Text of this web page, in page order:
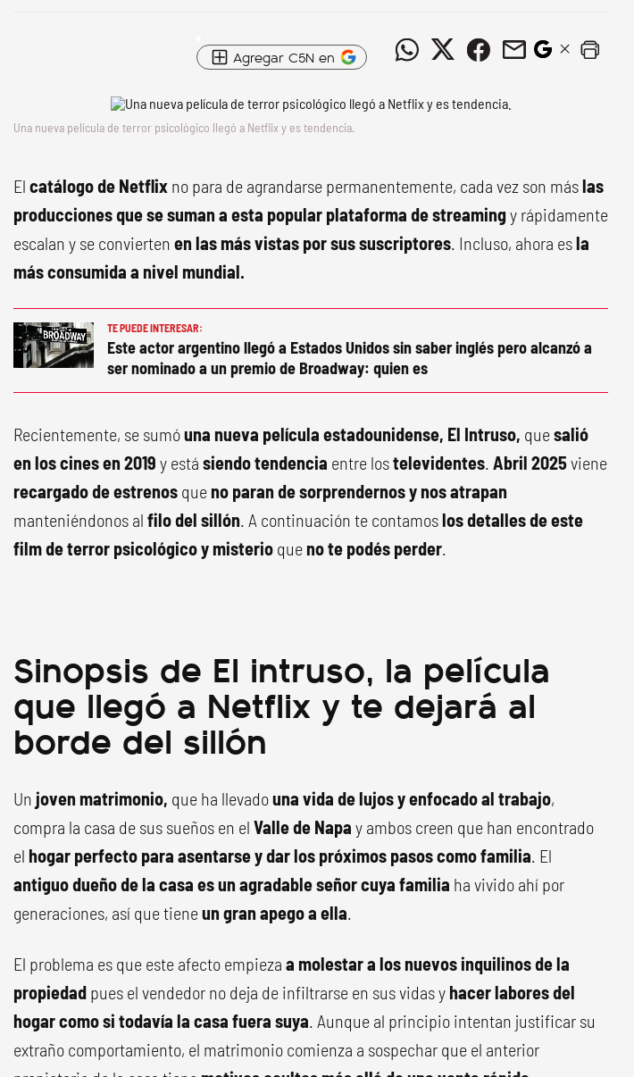
Agregar C5N en
Una nueva película de terror psicológico llegó a Netflix y es tendencia.
El catálogo de Netflix no para de agrandarse permanentemente, cada vez son máslas
producciones que se suman a esta popular plataforma de streamingy rápidamente
escalan y se convierten en las más vistas por sus suscriptores. Incluso, ahora esla
más consumida a nivel mundial.
TE PUEDE INTERESAR:
Este actor argentino llegó a Estados Unidos sin saber inglés pero alcanzó a
ser nominado a un premio de Broadway: quien es
Recientemente, se sumóuna nueva película estadounidense, El Intruso, quesalió
en los cines en 2019 y está siendo tendencia entre lostelevidentes. Abril 2025viene
recargado de estrenos que no paran de sorprendernos y nos atrapan
manteniéndonos al filo del sillón. A continuación te contamoslos detalles de este
film de terror psicológico y misterio que no te podés perder.
Sinopsis de El intruso, la película
que llegó a Netflix y te dejará al
borde del sillón
Un joven matrimonio, que ha llevadouna vida de lujos y enfocado al trabajo,
compra la casa de sus sueños en el Valle de Napa y ambos creen que han encontrado
el hogar perfecto para asentarse y dar los próximos pasos como familia. El
antiguo dueño de la casa es un agradable señor cuya familia ha vivido ahí por
generaciones, así que tieneun gran apego a ella.
El problema es que este afecto empieza a molestar a los nuevos inquilinos de la
propiedad pues el vendedor no deja de infiltrarse en sus vidas y hacer labores del
hogar como si todavía la casa fuera suya. Aunque al principio intentan justificar su
extraño comportamiento, el matrimonio comienza a sospechar que el anterior